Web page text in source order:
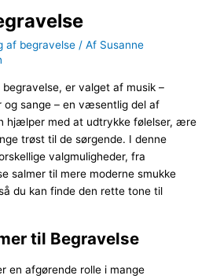
af begravelse / Af Susanne
er valget af musik –
og sange – en væsentlig del af
hjælper med at udtrykke følelser, ære
trøst til de sørgende. I denne
valgmuligheder, fra
salmer til mere moderne smukke
du kan finde den rette tone til
til Begravelse
en afgørende rolle i mange